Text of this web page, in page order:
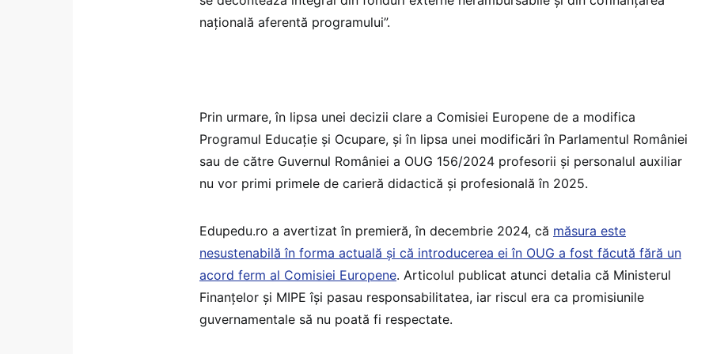
națională aferentă programului”.
Prin urmare, în lipsa unei decizii clare a Comisiei Europene de a modifica
Programul Educație și Ocupare, și în lipsa unei modificări în Parlamentul României
sau de către Guvernul României a OUG 156/2024 profesorii și personalul auxiliar
nu vor primi primele de carieră didactică și profesională în 2025.
Edupedu.ro a avertizat în premieră, în decembrie 2024, că măsura este
nesustenabilă în forma actuală și că introducerea ei în OUG a fost făcută fără un
acord ferm al Comisiei Europene. Articolul publicat atunci detalia că Ministerul
Finanțelor și MIPE își pasau responsabilitatea, iar riscul era ca promisiunile
guvernamentale să nu poată fi respectate.